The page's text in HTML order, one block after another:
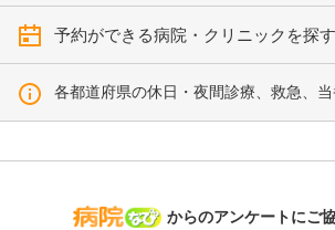
予約ができる病院・クリニックを探
各都道府県の休日・夜間診療、救急、
病院なび
からのアンケートにご